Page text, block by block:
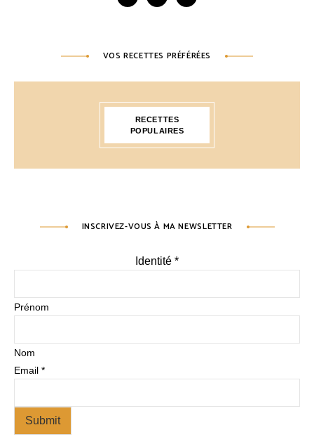
VOS RECETTES PRÉFÉRÉES
RECETTES
POPULAIRES
INSCRIVEZ-VOUS À MA NEWSLETTER
Identité *
Prénom
Nom
Email *
Submit